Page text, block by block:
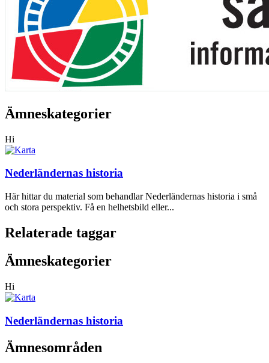
Ämneskategorier
Hi
Nederländernas historia
Här hittar du material som behandlar Nederländernas historia i små
och stora perspektiv. Få en helhetsbild eller...
Relaterade taggar
Ämneskategorier
Hi
Nederländernas historia
Ämnesområden